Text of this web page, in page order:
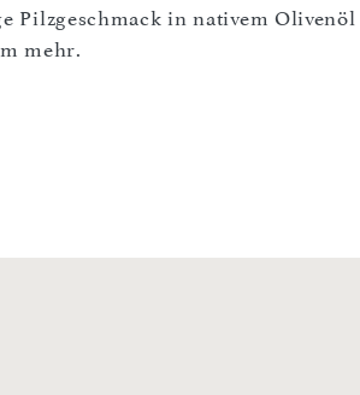
Pilzgeschmack in nativem Olivenöl
mehr.